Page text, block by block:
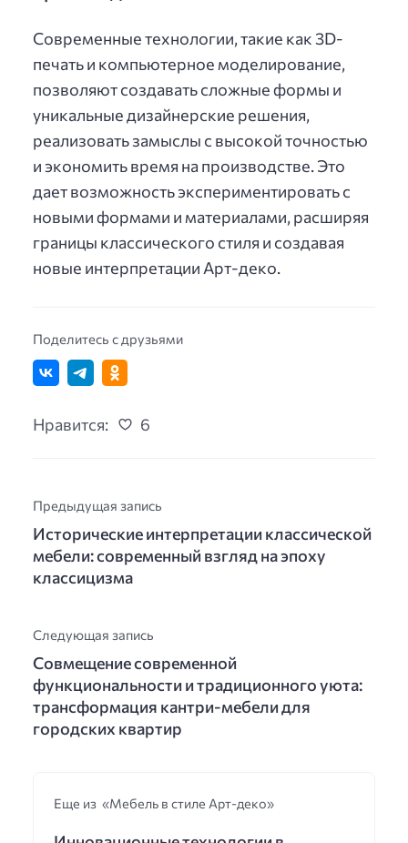
Современные технологии, такие как 3D-
печать и компьютерное моделирование,
позволяют создавать сложные формы и
уникальные дизайнерские решения,
реализовать замыслы с высокой точностью
и экономить время на производстве. Это
дает возможность экспериментировать с
новыми формами и материалами, расширяя
границы классического стиля и создавая
новые интерпретации Арт-деко.
Поделитесь с друзьями
Нравится: 6
Предыдущая запись
Исторические интерпретации классической
мебели: современный взгляд на эпоху
классицизма
Следующая запись
Совмещение современной
функциональности и традиционного уюта:
трансформация кантри-мебели для
городских квартир
Еще из «Мебель в стиле Арт-деко»